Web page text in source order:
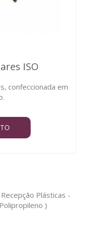
ISO
confeccionada em
Plásticas -
)